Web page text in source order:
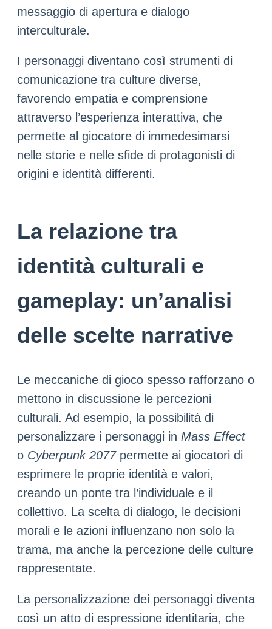
messaggio di apertura e dialogo
interculturale.
I personaggi diventano così strumenti di
comunicazione tra culture diverse,
favorendo empatia e comprensione
attraverso l’esperienza interattiva, che
permette al giocatore di immedesimarsi
nelle storie e nelle sfide di protagonisti di
origini e identità differenti.
La relazione tra
identità culturali e
gameplay: un’analisi
delle scelte narrative
Le meccaniche di gioco spesso rafforzano o
mettono in discussione le percezioni
culturali. Ad esempio, la possibilità di
personalizzare i personaggi in Mass Effect
o Cyberpunk 2077permette ai giocatori di
esprimere le proprie identità e valori,
creando un ponte tra l’individuale e il
collettivo. La scelta di dialogo, le decisioni
morali e le azioni influenzano non solo la
trama, ma anche la percezione delle culture
rappresentate.
La personalizzazione dei personaggi diventa
così un atto di espressione identitaria, che